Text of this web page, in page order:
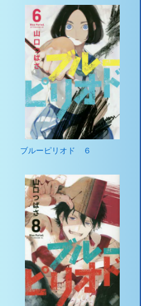
ブルーピリオド ６